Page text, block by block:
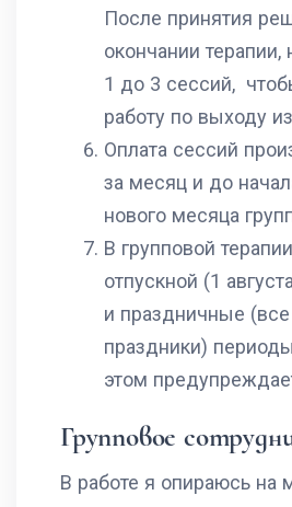
После принятия
окончании
1 до 3 сессий,
работу по выходу
Оплата сессий
за месяц и до
нового месяца
В групповой
отпускной (1
и праздничные
праздники)
этом
Групповое
В работе я опираюсь на